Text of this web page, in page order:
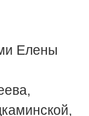
Елены